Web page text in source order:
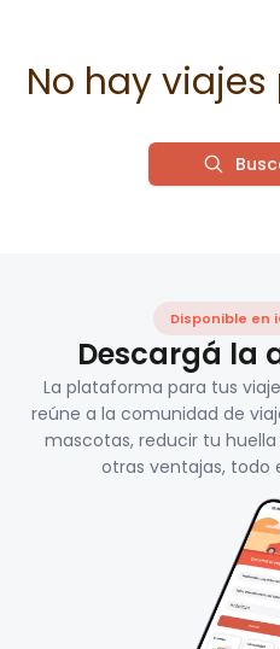
No hay
Disponible en
Descargá la
La plataforma para tus
reúne a la comunidad de
mascotas, reducir tu
otras ventajas, todo